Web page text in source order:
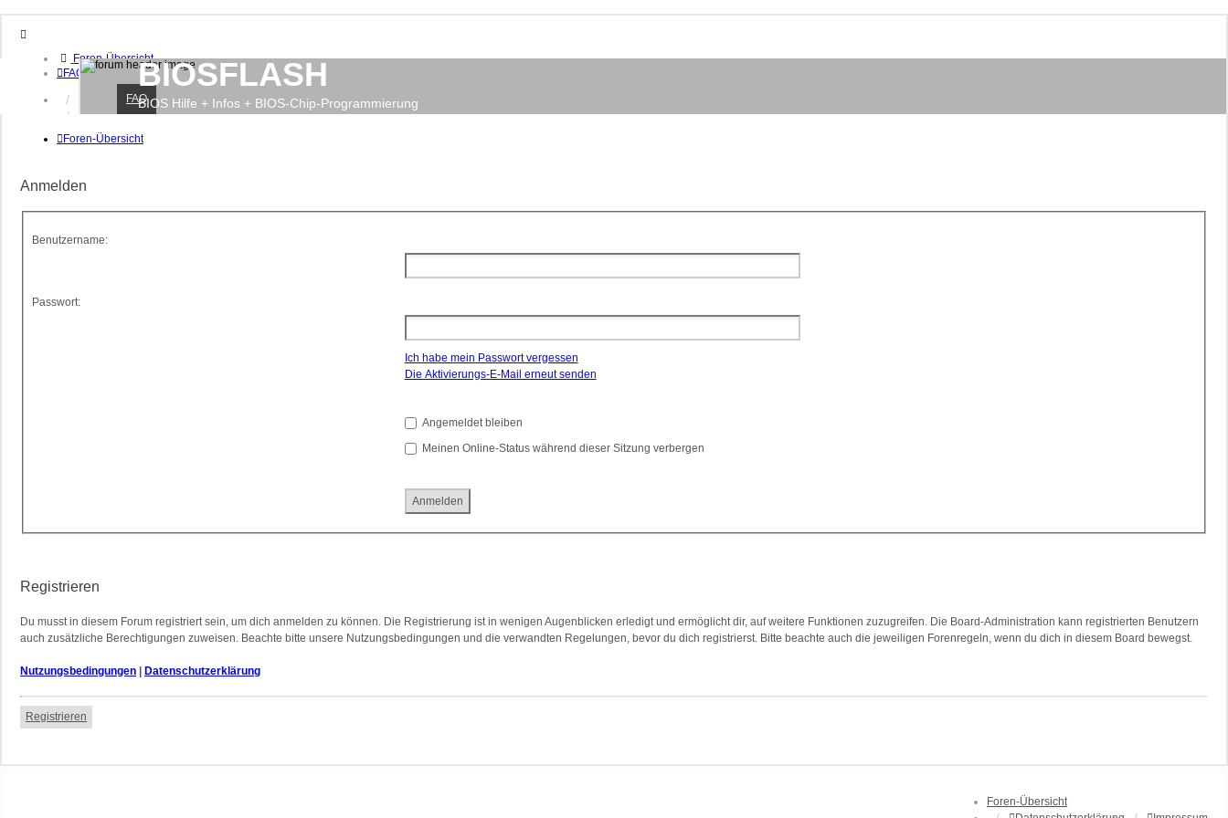
Foren-Übersicht
FAQ
Anmelden
Registrieren
BIOSFLASH
BIOS Hilfe + Infos + BIOS-Chip-Programmierung
FAQ
Foren-Übersicht
Anmelden
Benutzername:
Passwort:
Ich habe mein Passwort vergessen
Die Aktivierungs-E-Mail erneut senden
Angemeldet bleiben
Meinen Online-Status während dieser Sitzung verbergen
Registrieren
Du musst in diesem Forum registriert sein, um dich anmelden zu können. Die Registrierung ist in wenigen Augenblicken erledigt und ermöglicht dir, auf weitere Funktionen zuzugreifen. Die Board-Administration kann registrierten Benutzern
auch zusätzliche Berechtigungen zuweisen. Beachte bitte unsere Nutzungsbedingungen und die verwandten Regelungen, bevor du dich registrierst. Bitte beachte auch die jeweiligen Forenregeln, wenn du dich in diesem Board bewegst.
Nutzungsbedingungen | Datenschutzerklärung
Registrieren
Foren-Übersicht